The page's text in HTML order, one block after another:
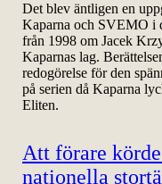
Det blev äntligen en
Kaparna och SVEMO i
från 1998 om Jacek
Kaparnas lag.
redogörelse för den
på serien då Kaparna
Eliten.
Att förare
nationella